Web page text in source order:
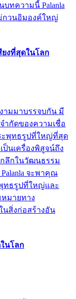
ทความนี้ Palanla
กวนอิมองค์ใหญ่
งที่สุดในโลก
ามมาบรรจบกัน มี
ำกัดของความเชื่อ
ะพุทธรูปที่ใหญ่ที่สุด
ป็นเครื่องพิสูจน์ถึง
ลึกในวัฒนธรรม
จะพาคุณ
ทธรูปที่ใหญ่และ
มายทาง
นสิ่งก่อสร้างอัน
นโลก